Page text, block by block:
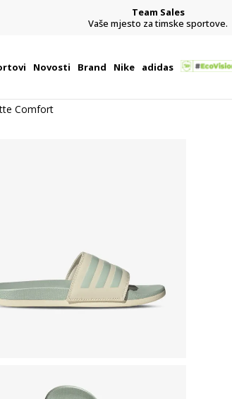
Team Sales
Vaše mjesto za timske sportove.
Novosti Brand Nike adidas
Comfort